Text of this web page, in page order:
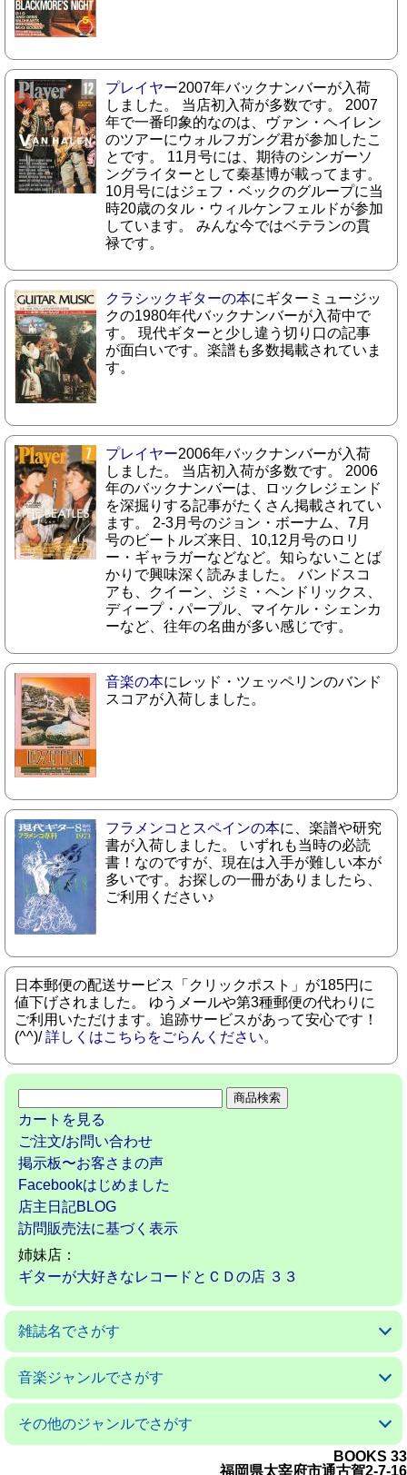
プレイヤー2007年バックナンバーが入荷
しました。 当店初入荷が多数です。 2007
年で一番印象的なのは、ヴァン・ヘイレン
のツアーにウォルフガング君が参加したこ
とです。 11月号には、期待のシンガーソ
ングライターとして秦基博が載ってます。
10月号にはジェフ・ベックのグループに当
時20歳のタル・ウィルケンフェルドが参加
しています。 みんな今ではベテランの貫
禄です。
クラシックギターの本にギターミュージッ
クの1980年代バックナンバーが入荷中で
す。 現代ギターと少し違う切り口の記事
が面白いです。楽譜も多数掲載されていま
す。
プレイヤー2006年バックナンバーが入荷
しました。 当店初入荷が多数です。 2006
年のバックナンバーは、ロックレジェンド
を深掘りする記事がたくさん掲載されてい
ます。 2-3月号のジョン・ボーナム、7月
号のビートルズ来日、10,12月号のロリ
ー・ギャラガーなどなど。知らないことば
かりで興味深く読みました。 バンドスコ
アも、クイーン、ジミ・ヘンドリックス、
ディープ・パープル、マイケル・シェンカ
ーなど、往年の名曲が多い感じです。
音楽の本にレッド・ツェッペリンのバンド
スコアが入荷しました。
フラメンコとスペインの本に、楽譜や研究
書が入荷しました。 いずれも当時の必読
書！なのですが、現在は入手が難しい本が
多いです。お探しの一冊がありましたら、
ご利用ください♪
日本郵便の配送サービス「クリックポスト」が185円に
値下げされました。 ゆうメールや第3種郵便の代わりに
ご利用いただけます。追跡サービスがあって安心です！
(^^)/詳しくはこちらをごらんください。
カートを見る
ご注文/お問い合わせ
掲示板〜お客さまの声
Facebookはじめました
店主日記BLOG
訪問販売法に基づく表示
姉妹店：
ギターが大好きなレコードとＣＤの店 ３３
雑誌名でさがす
アコースティックギターマガジン
ギターマガジン
ギターミュージック(新掘)
現代ギター
ゴールドワックス
サウンド＆レコーディングマガジン
サウンドデザイナー
サックス＆ブラス・マガジン
ザ・ディグ
ジャズライフ
スイングジャーナル
ストレンジ・デイズ
ダウンビート
バーン
パセオフラメンコ
PCミュージック
プレイヤー
ベースマガジン
ミュージックマガジン
ヤングギター
リズム＆ドラムマガジン
レコード・コレクターズ
ロッキング・オン
ロッキング・オン・ジャパン
音楽ジャンルでさがす
クラシックギターの本
フラメンコとスペインの本
アコギの本
ジャズの本
音楽の本
その他のジャンルでさがす
クルマ／モータースポーツの本
BOOKS 33
福岡県太宰府市通古賀2-7-16